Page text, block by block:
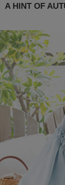
A HINT OF